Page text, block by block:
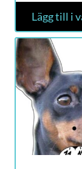
Lägg till i